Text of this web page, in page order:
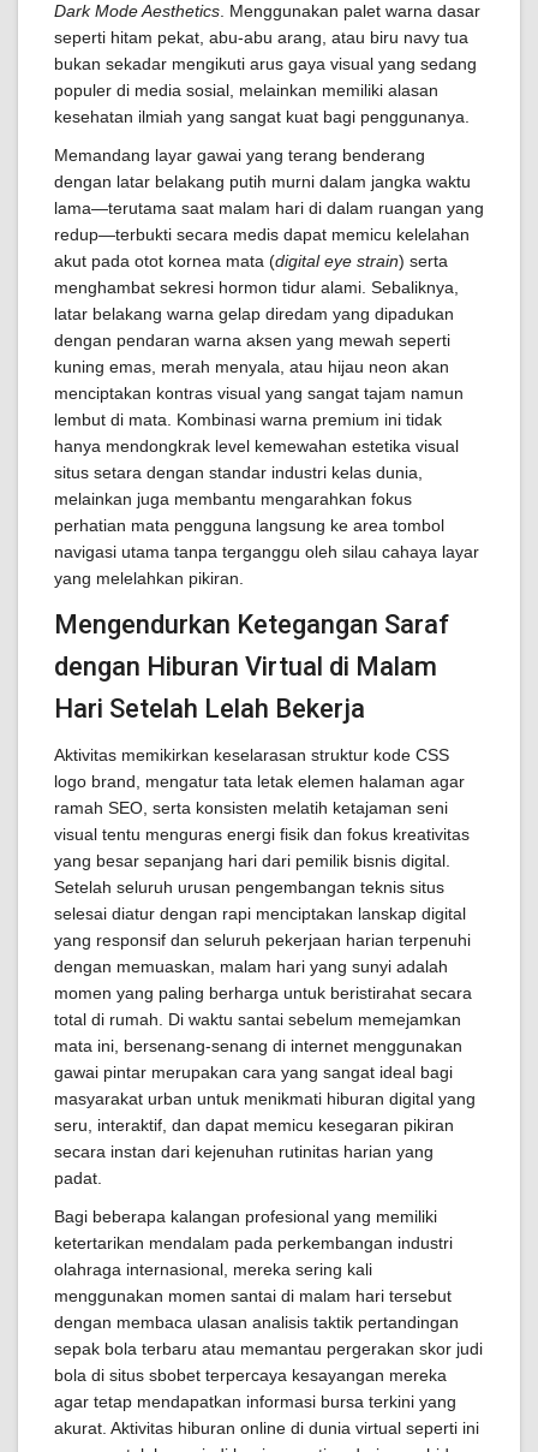
Dark Mode Aesthetics . Menggunakan palet warna dasar
seperti hitam pekat, abu-abu arang, atau biru navy tua
bukan sekadar mengikuti arus gaya visual yang sedang
populer di media sosial, melainkan memiliki alasan
kesehatan ilmiah yang sangat kuat bagi penggunanya.
Memandang layar gawai yang terang benderang
dengan latar belakang putih murni dalam jangka waktu
lama—terutama saat malam hari di dalam ruangan yang
redup—terbukti secara medis dapat memicu kelelahan
akut pada otot kornea mata (digital eye strain) serta
menghambat sekresi hormon tidur alami. Sebaliknya,
latar belakang warna gelap diredam yang dipadukan
dengan pendaran warna aksen yang mewah seperti
kuning emas, merah menyala, atau hijau neon akan
menciptakan kontras visual yang sangat tajam namun
lembut di mata. Kombinasi warna premium ini tidak
hanya mendongkrak level kemewahan estetika visual
situs setara dengan standar industri kelas dunia,
melainkan juga membantu mengarahkan fokus
perhatian mata pengguna langsung ke area tombol
navigasi utama tanpa terganggu oleh silau cahaya layar
yang melelahkan pikiran.
Mengendurkan Ketegangan Saraf
dengan Hiburan Virtual di Malam
Hari Setelah Lelah Bekerja
Aktivitas memikirkan keselarasan struktur kode CSS
logo brand, mengatur tata letak elemen halaman agar
ramah SEO, serta konsisten melatih ketajaman seni
visual tentu menguras energi fisik dan fokus kreativitas
yang besar sepanjang hari dari pemilik bisnis digital.
Setelah seluruh urusan pengembangan teknis situs
selesai diatur dengan rapi menciptakan lanskap digital
yang responsif dan seluruh pekerjaan harian terpenuhi
dengan memuaskan, malam hari yang sunyi adalah
momen yang paling berharga untuk beristirahat secara
total di rumah. Di waktu santai sebelum memejamkan
mata ini, bersenang-senang di internet menggunakan
gawai pintar merupakan cara yang sangat ideal bagi
masyarakat urban untuk menikmati hiburan digital yang
seru, interaktif, dan dapat memicu kesegaran pikiran
secara instan dari kejenuhan rutinitas harian yang
padat.
Bagi beberapa kalangan profesional yang memiliki
ketertarikan mendalam pada perkembangan industri
olahraga internasional, mereka sering kali
menggunakan momen santai di malam hari tersebut
dengan membaca ulasan analisis taktik pertandingan
sepak bola terbaru atau memantau pergerakan skor judi
bola di situs sbobet terpercaya kesayangan mereka
agar tetap mendapatkan informasi bursa terkini yang
akurat. Aktivitas hiburan online di dunia virtual seperti ini